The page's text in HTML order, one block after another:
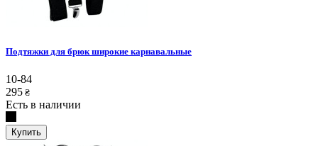
Подтяжки для брюк широкие карнавальные
10-84
295 ₴
Есть в наличии
Купить